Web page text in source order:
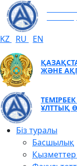
KZ RU EN
ЖӘНЕ
ҰЛТТЫҚ
Біз туралы
Басшылық